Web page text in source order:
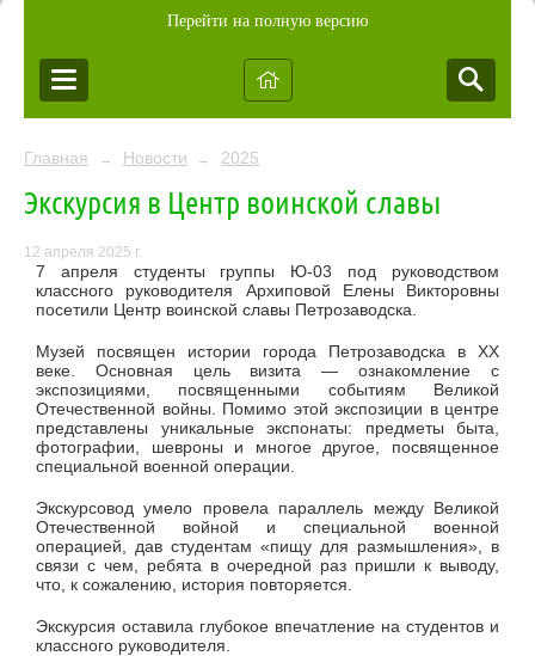
Перейти на полную версию
Главная → Новости → 2025
Экскурсия в Центр воинской славы
12 апреля 2025 г.
7 апреля студенты группы Ю-03 под руководством
классного руководителя Архиповой Елены Викторовны
посетили Центр воинской славы Петрозаводска.
Музей посвящен истории города Петрозаводска в XX
веке. Основная цель визита — ознакомление с
экспозициями, посвященными событиям Великой
Отечественной войны. Помимо этой экспозиции в центре
представлены уникальные экспонаты: предметы быта,
фотографии, шевроны и многое другое, посвященное
специальной военной операции.
Экскурсовод умело провела параллель между Великой
Отечественной войной и специальной военной
операцией, дав студентам «пищу для размышления», в
связи с чем, ребята в очередной раз пришли к выводу,
что, к сожалению, история повторяется.
Экскурсия оставила глубокое впечатление на студентов и
классного руководителя.